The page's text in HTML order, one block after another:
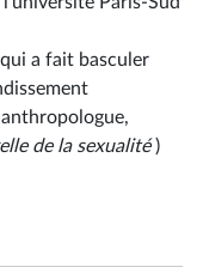
a fait basculer
de la sexualité)